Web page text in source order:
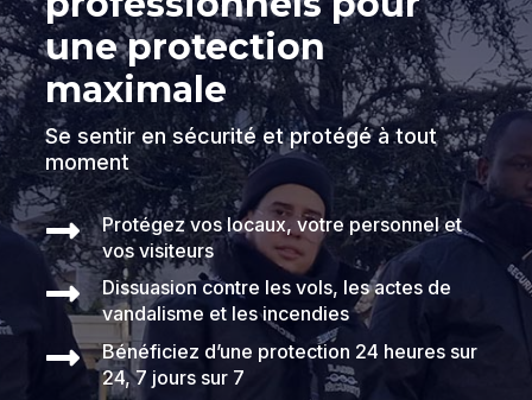
une protection
maximale
Se sentir en sécurité et protégé à tout
moment

Protégez vos locaux, votre personnel et
vos visiteurs

Dissuasion contre les vols, les actes de
vandalisme et les incendies

Bénéficiez d’une protection 24 heures sur
24, 7 jours sur 7